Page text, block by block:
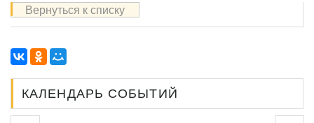
Вернуться к списку
КАЛЕНДАРЬ СОБЫТИЙ